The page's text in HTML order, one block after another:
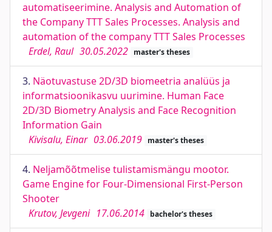
automatiseerimine. Analysis and Automation of
the Company TTT Sales Processes. Analysis and
automation of the company TTT Sales Processes
Erdel, Raul 30.05.2022 master's theses
3. Näotuvastuse 2D/3D biomeetria analüüs ja
informatsioonikasvu uurimine. Human Face
2D/3D Biometry Analysis and Face Recognition
Information Gain
Kivisalu, Einar 03.06.2019 master's theses
4. Neljamõõtmelise tulistamismängu mootor.
Game Engine for Four-Dimensional First-Person
Shooter
Krutov, Jevgeni 17.06.2014 bachelor's theses